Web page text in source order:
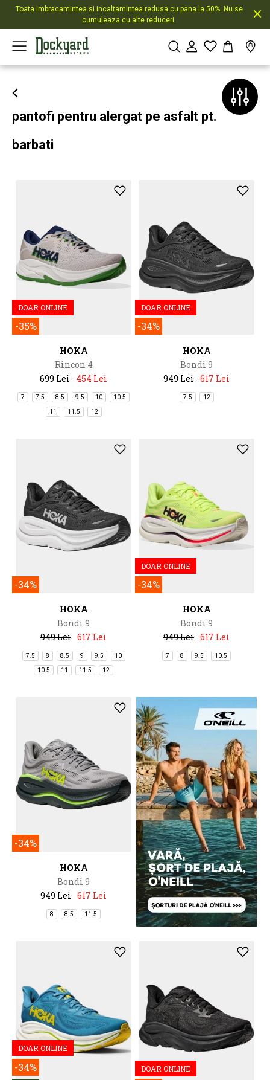
Toata imbracamintea si incaltamintea redusa cu pana la 50%. Nu se
cumuleaza cu alte reduceri.
pantofi pentru alergat pe asfalt pt.
barbati
DOAR ONLINE
-35%
HOKA
Rincon 4
699 Lei 454 Lei
7 7.5 8.5 9.5 10 10.5
11 11.5 12
DOAR ONLINE
-34%
HOKA
Bondi 9
949 Lei 617 Lei
7.5 12
-34%
HOKA
Bondi 9
949 Lei 617 Lei
7.5 8 8.5 9 9.5 10
10.5 11 11.5 12
DOAR ONLINE
-34%
HOKA
Bondi 9
949 Lei 617 Lei
7 8 9.5 10.5
-34%
HOKA
Bondi 9
949 Lei 617 Lei
8 8.5 11.5
DOAR ONLINE
-34%
DOAR ONLINE